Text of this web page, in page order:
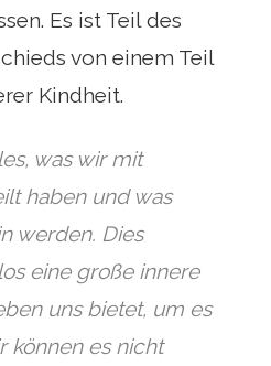
Es ist Teil des
von einem Teil
Kindheit.
was wir mit
haben und was
werden. Dies
eine große innere
uns bietet, um es
können es nicht